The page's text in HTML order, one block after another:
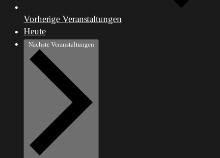
VorherigeVeranstaltungen
Heute
Nächste Veranstaltungen